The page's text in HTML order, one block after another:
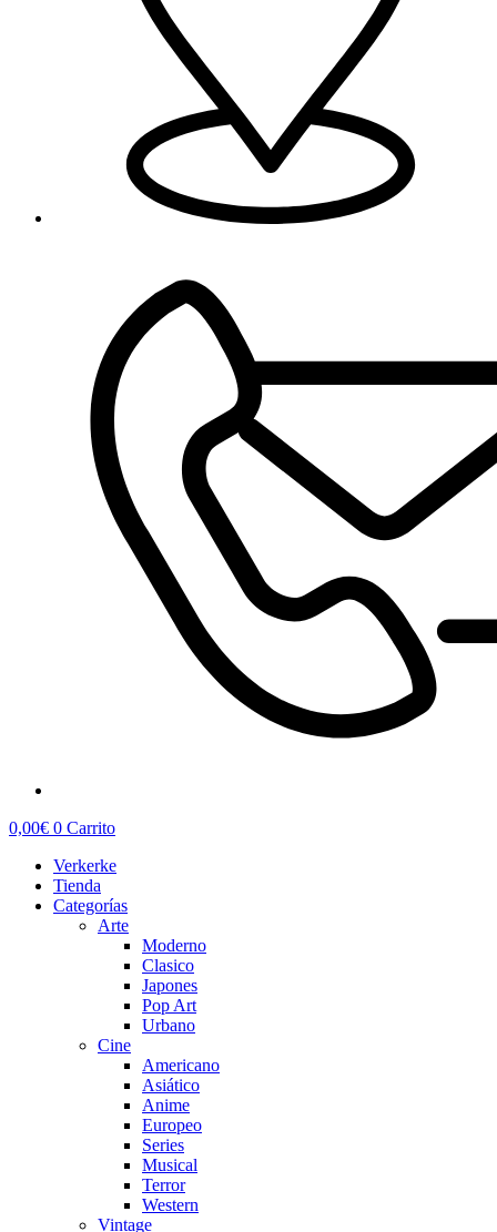
0,00€ 0 Carrito
Verkerke
Tienda
Categorías
Arte
Moderno
Clasico
Japones
Pop Art
Urbano
Cine
Americano
Asiático
Anime
Europeo
Series
Musical
Terror
Western
Vintage